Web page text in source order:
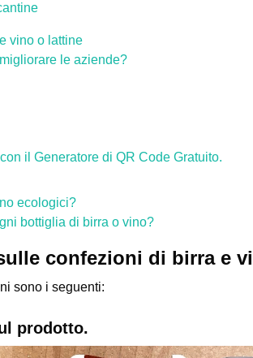
vino o lattine
le aziende?
il Generatore di QR Code Gratuito.
ecologici?
bottiglia di birra o vino?
confezioni di birra e
sono i seguenti:
prodotto.